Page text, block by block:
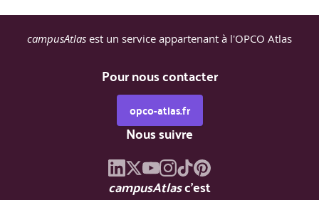
campusAtlas est un service appartenant à l'OPCO Atlas
Pour nous contacter
opco-atlas.fr
Nous suivre
campusAtlasc'est